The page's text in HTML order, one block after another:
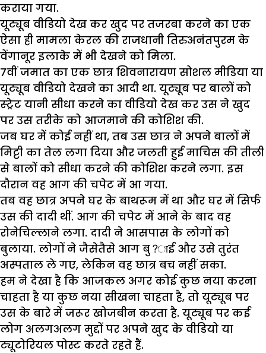
कराया गया.
यूट्यूब वीडियो देख कर खुद पर तजरबा करने का एक
ऐसा ही मामला केरल की राजधानी तिरुअनंतपुरम के
वेंगानूर इलाके में भी देखने को मिला.
7वीं जमात का एक छात्र शिवनारायण सोशल मीडिया या
यूट्यूब वीडियो देखने का आदी था. यूट्यूब पर बालों को
स्ट्रेट यानी सीधा करने का वीडियो देख कर उस ने खुद
पर उस तरीके को आजमाने की कोशिश की.
जब घर में कोई नहीं था, तब उस छात्र ने अपने बालों में
मिट्टी का तेल लगा दिया और जलती हुई माचिस की तीली
से बालों को सीधा करने की कोशिश करने लगा. इस
दौरान वह आग की चपेट में आ गया.
तब वह छात्र अपने घर के बाथरूम में था और घर में सिर्फ
उस की दादी थीं. आग की चपेट में आने के बाद वह
रोनेचिल्लाने लगा. दादी ने आसपास के लोगों को
बुलाया. लोगों ने जैसेतैसे आग बु?ाई और उसे तुरंत
अस्पताल ले गए, लेकिन वह छात्र बच नहीं सका.
हम ने देखा है कि आजकल अगर कोई कुछ नया करना
चाहता है या कुछ नया सीखना चाहता है, तो यूट्यूब पर
उस के बारे में जरूर खोजबीन करता है. यूट्यूब पर कई
लोग अलगअलग मुद्दों पर अपने खुद के वीडियो या
ट्यूटोरियल पोस्ट करते रहते हैं.